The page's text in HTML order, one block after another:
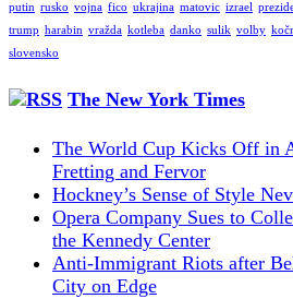
putin rusko vojna fico ukrajina matovic izrael
trump harabin vražda kotleba danko sulik volby
slovensko
The New York Times
The World Cup Kicks Off in
Fretting and Fervor
Hockney’s Sense of Style
Opera Company Sues to
the Kennedy Center
Anti-Immigrant Riots after
City on Edge